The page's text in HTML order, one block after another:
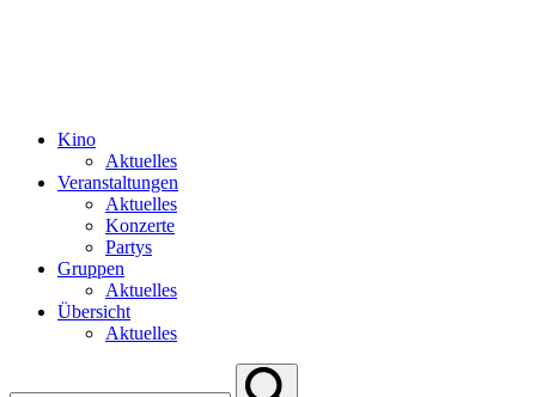
Kino
Aktuelles
Veranstaltungen
Aktuelles
Konzerte
Partys
Gruppen
Aktuelles
Übersicht
Aktuelles